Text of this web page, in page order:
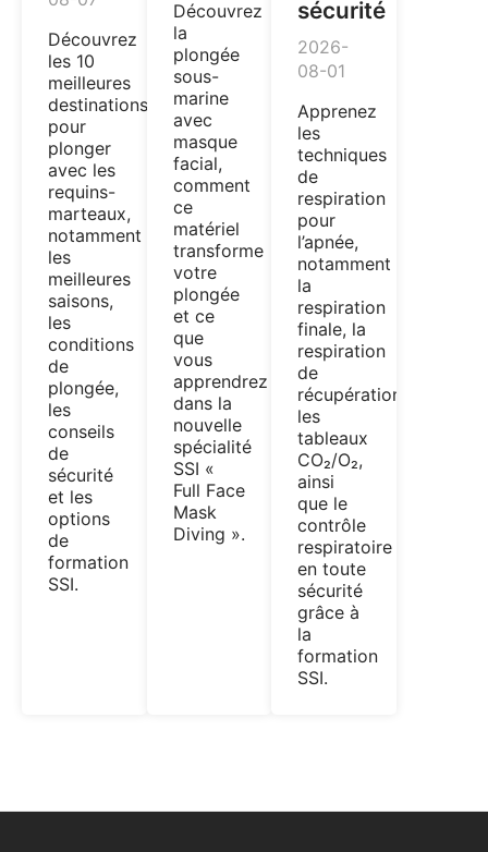
Découvrez
les 10
meilleures
destinations
pour
plonger
avec les
requins-
marteaux,
notamment
les
meilleures
saisons,
les
conditions
de
plongée,
les
conseils
de
sécurité
et les
options
de
formation
SSI.
Découvrez
la
plongée
sous-
marine
avec
masque
facial,
comment
ce
matériel
transforme
votre
plongée
et ce
que
vous
apprendrez
dans la
nouvelle
spécialité
SSI «
Full Face
Mask
Diving ».
sécurité
2026-
08-01
Apprenez
les
techniques
de
respiration
pour
l’apnée,
notamment
la
respiration
finale, la
respiration
de
récupération,
les
tableaux
CO₂/O₂,
ainsi
que le
contrôle
respiratoire
en toute
sécurité
grâce à
la
formation
SSI.